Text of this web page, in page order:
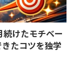
続けたモチベー
たコツを独学